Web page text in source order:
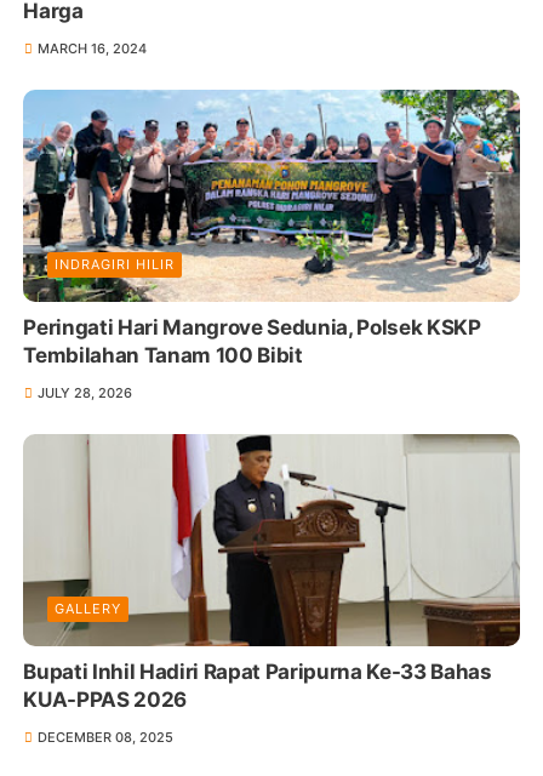
Harga
MARCH 16, 2024
INDRAGIRI HILIR
Peringati Hari Mangrove Sedunia, Polsek KSKP
Tembilahan Tanam 100 Bibit
JULY 28, 2026
GALLERY
Bupati Inhil Hadiri Rapat Paripurna Ke-33 Bahas
KUA-PPAS 2026
DECEMBER 08, 2025